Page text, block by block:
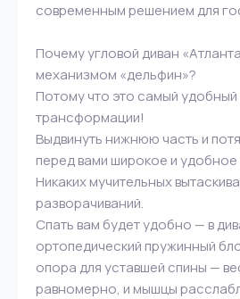
современным решением для
Почему угловой диван
механизмом «дельфин»?
Потому что это самый
трансформации!
Выдвинуть нижнюю часть и
перед вами широкое и
Никаких мучительных
разворачиваний.
Спать вам будет удобно — в
ортопедический пружинный
опора для уставшей спины —
равномерно, и мышцы